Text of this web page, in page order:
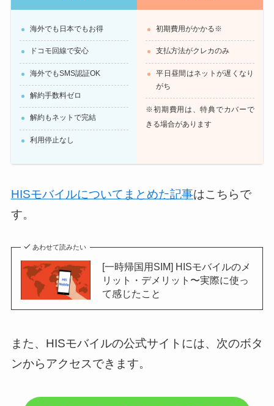
海外でも日本でもお得
ドコモ回線で安心
海外でもSMS認証OK
解約手数料ゼロ
解約もネットで完結
利用停止なし
初期費用がかかる※
支払方法がクレカのみ
平日昼間はネットが遅くなり
がち
※初期費用は、特典でカバーで
きる場合があります
HISモバイルについてまとめた記事はこちらで
す。
あわせて読みたい
[一時帰国用SIM] HISモバイルのメ
リット・デメリット〜実際に使っ
て感じたこと
また、HISモバイルの公式サイトには、次のボタ
ンからアクセスできます。